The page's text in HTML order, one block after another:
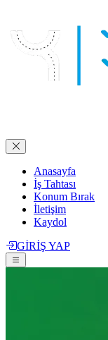
Anasayfa
İş Tahtası
Konum Bırak
İletişim
Kaydol
GİRİŞ YAP